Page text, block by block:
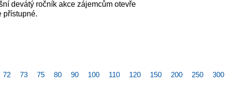
devátý ročník akce zájemcům otevře
přístupné.
72 73 75 80 90 100 110 120 150 200 250 300